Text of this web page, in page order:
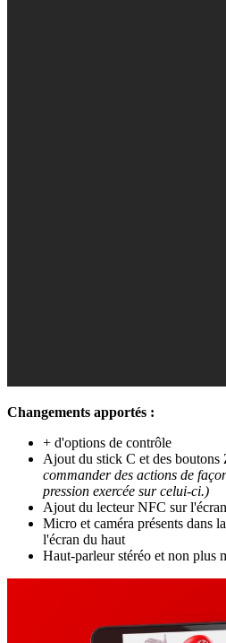
Changements apportés :
+ d'options de contrôle
Ajout du stick C et des boutons
commander des actions de
pression exercée sur celui-ci.)
Ajout du lecteur NFC sur
Micro et caméra présents dans
l'écran du haut
Haut-parleur stéréo et non plus